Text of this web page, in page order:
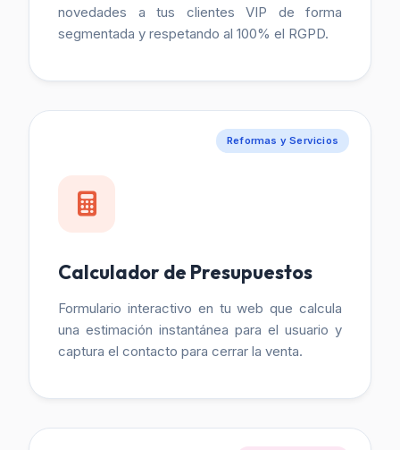
novedades a tus clientes VIP de forma
segmentada y respetando al 100% el RGPD.
Reformas y Servicios
Calculador de Presupuestos
Formulario interactivo en tu web que calcula
una estimación instantánea para el usuario y
captura el contacto para cerrar la venta.